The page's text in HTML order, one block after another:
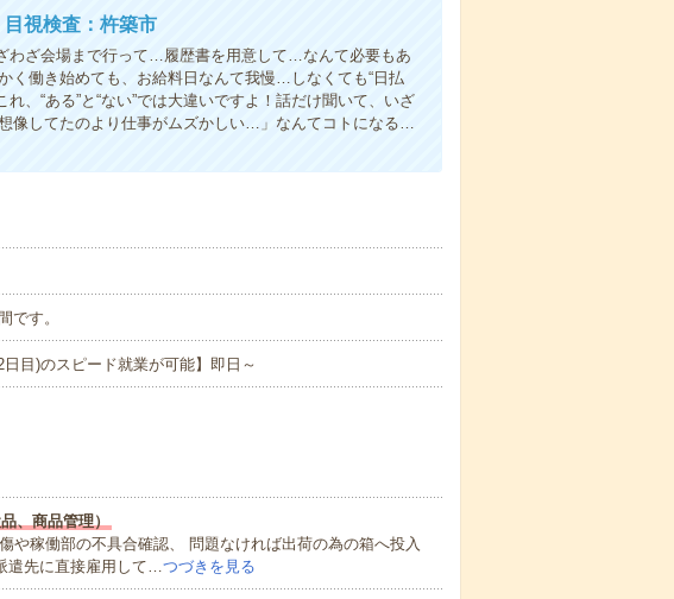
視検査：杵築市
わざ会場まで行って…履歴書を用意して…なんて必要もあ
く働き始めても、お給料日なんて我慢…しなくても“日払
、“ある”と“ない”では大違いですよ！話だけ聞いて、いざ
像してたのより仕事がムズかしい…」なんてコトになる…
です。
目)のスピード就業が可能】即日～
、商品管理）
や稼働部の不具合確認、 問題なければ出荷の為の箱へ投入
遣先に直接雇用して…つづきを見る